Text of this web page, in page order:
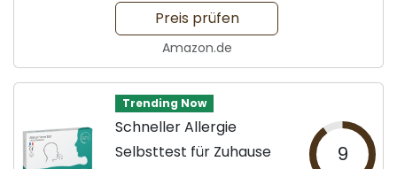
Preis prüfen
Amazon.de
Trending Now
Schneller Allergie
Selbsttest für Zuhause
9